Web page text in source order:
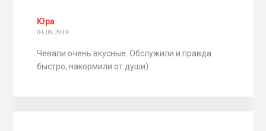
Юра
04.06.2019
Чевапи очень вкусные. Обслужили и правда
быстро, накормили от души)